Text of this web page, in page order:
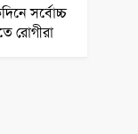
সর্বোচ্চ
রোগীরা